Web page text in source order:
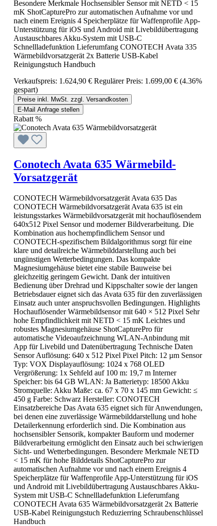
Besondere Merkmale Hochsensibler Sensor mit NETD < 15
mK ShotCapturePro zur automatischen Aufnahme vor und
nach einem Ereignis 4 Speicherplätze für Waffenprofile App-
Unterstützung für iOS und Android mit Livebildübertragung
Austauschbares Akku-System mit USB-C
Schnellladefunktion Lieferumfang CONOTECH Avata 335
Wärmebildvorsatzgerät 2x Batterie USB-Kabel
Reinigungstuch Handbuch
Verkaufspreis: 1.624,90 € Regulärer Preis: 1.699,00 € (4.36%
gespart)
Preise inkl. MwSt. zzgl. Versandkosten
E-Mail Anfrage stellen
Rabatt %
Conotech Avata 635 Wärmebild-
Vorsatzgerät
CONOTECH Wärmebildvorsatzgerät Avata 635 Das
CONOTECH Wärmebildvorsatzgerät Avata 635 ist ein
leistungsstarkes Wärmebildvorsatzgerät mit hochauflösendem
640x512 Pixel Sensor und moderner Bildverarbeitung. Die
Kombination aus hochempfindlichem Sensor und
CONOTECH-spezifischem Bildalgorithmus sorgt für eine
klare und detailreiche Wärmebilddarstellung auch bei
ungünstigen Wetterbedingungen. Das kompakte
Magnesiumgehäuse bietet eine stabile Bauweise bei
gleichzeitig geringem Gewicht. Dank der intuitiven
Bedienung über Drehrad und Kippschalter sowie der langen
Betriebsdauer eignet sich das Avata 635 für den zuverlässigen
Einsatz auch unter anspruchsvollen Bedingungen. Highlights
Hochauflösender Wärmebildsensor mit 640 × 512 Pixel Sehr
hohe Empfindlichkeit mit NETD < 15 mK Leichtes und
robustes Magnesiumgehäuse ShotCapturePro für
automatische Videoaufzeichnung WLAN-Anbindung mit
App für Livebild und Datenübertragung Technische Daten
Sensor Auflösung: 640 x 512 Pixel Pixel Pitch: 12 µm Sensor
Typ: VOX Displayauflösung: 1024 x 768 OLED
Vergrößerung: 1x Sehfeld auf 100 m: 19,7 m Interner
Speicher: bis 64 GB WLAN: Ja Batterietyp: 18500 Akku
Stromquelle: Akku Maße: ca. 67 x 70 x 145 mm Gewicht: ≤
450 g Farbe: Schwarz Hersteller: CONOTECH
Einsatzbereiche Das Avata 635 eignet sich für Anwendungen,
bei denen eine zuverlässige Wärmebilddarstellung und hohe
Detailerkennung erforderlich sind. Die Kombination aus
hochsensibler Sensorik, kompakter Bauform und moderner
Bildverarbeitung ermöglicht den Einsatz auch bei schwierigen
Sicht- und Wetterbedingungen. Besondere Merkmale NETD
< 15 mK für hohe Bilddetails ShotCapturePro zur
automatischen Aufnahme vor und nach einem Ereignis 4
Speicherplätze für Waffenprofile App-Unterstützung für iOS
und Android mit Livebildübertragung Austauschbares Akku-
System mit USB-C Schnellladefunktion Lieferumfang
CONOTECH Avata 635 Wärmebildvorsatzgerät 2x Batterie
USB-Kabel Reinigungstuch Reduzierring Schraubenschlüssel
Handbuch